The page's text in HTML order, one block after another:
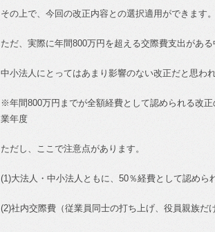
その上で、今回の改正内容との選択適用ができます。
ただ、実際に年間800万円を超える交際費支出があ
中小法人にとってはあまり影響のない改正だと思われ
※年間800万円までが全額経費として認められる改
業年度
ただし、ここで注意点があります。
(1)大法人・中小法人ともに、 50％経費として認めら
(2)社内交際費（従業員同士の打ち上げ、役員親族だ